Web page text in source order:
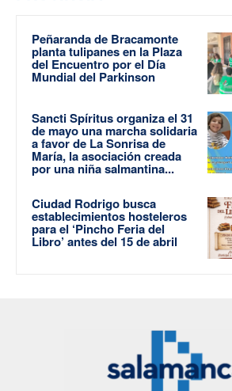
Peñaranda de Bracamonte
planta tulipanes en la Plaza
del Encuentro por el Día
Mundial del Parkinson
Sancti Spíritus organiza el 31
de mayo una marcha solidaria
a favor de La Sonrisa de
María, la asociación creada
por una niña salmantina...
Ciudad Rodrigo busca
establecimientos hosteleros
para el ‘Pincho Feria del
Libro’ antes del 15 de abril